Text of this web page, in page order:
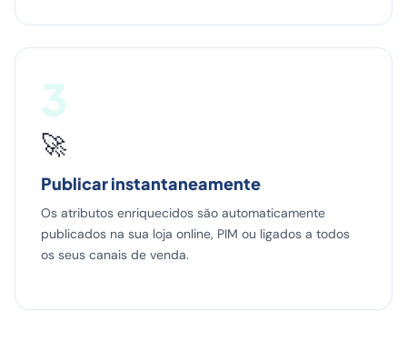
3
🚀
Publicar instantaneamente
Os atributos enriquecidos são automaticamente
publicados na sua loja online, PIM ou ligados a todos
os seus canais de venda.